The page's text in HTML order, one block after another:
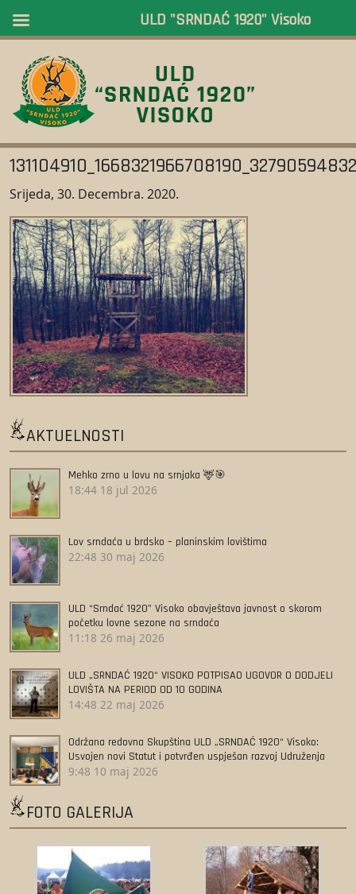
Srijeda, 30. Decembra. 2020.
AKTUELNOSTI
Mehko zrno u lovu na srnjaka 🦌🎯
18:44 18 jul 2026
Lov srndaća u brdsko – planinskim lovištima
22:48 30 maj 2026
ULD “Srndać 1920” Visoko obavještava javnost o skorom
početku lovne sezone na srndaća
11:18 26 maj 2026
ULD „SRNDAĆ 1920“ VISOKO POTPISAO UGOVOR O DODJELI
LOVIŠTA NA PERIOD OD 10 GODINA
14:48 22 maj 2026
Održana redovna Skupština ULD „SRNDAĆ 1920“ Visoko:
Usvojen novi Statut i potvrđen uspješan razvoj Udruženja
9:48 10 maj 2026
FOTO GALERIJA
ULD "SRNDAĆ 1920" Visoko